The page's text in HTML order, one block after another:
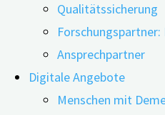
Qualitätssicherung
Ansprechpartner
Digitale Angebote
Menschen mit
Von neurodegenerativen
Beispiel der Alzheimer-
weltweit mehr 60
Nun haben Forschende